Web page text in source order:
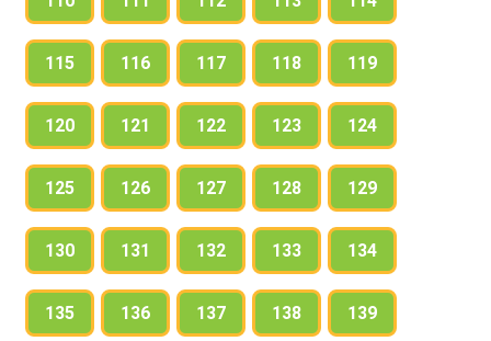
115 116 117 118 119
120 121 122 123 124
125 126 127 128 129
130 131 132 133 134
135 136 137 138 139